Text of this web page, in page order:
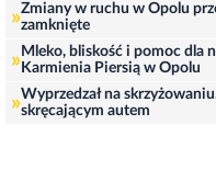
»Zmiany w ruchu w Opolu
zamknięte
»Mleko, bliskość i pomoc dla
Karmienia Piersią w Opolu
»Wyprzedzał na
skręcającym autem